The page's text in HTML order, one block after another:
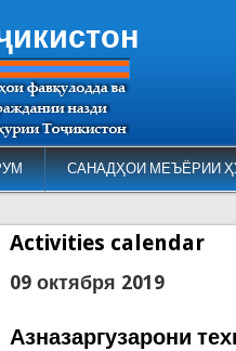
САНАДҲОИ МЕЪЁРИИ
Activities calendar
09 октября 2019
Азназаргузарони